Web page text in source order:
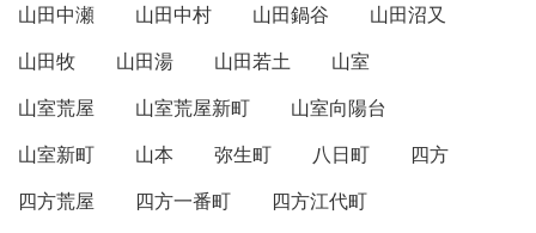
山田中瀬
山田中村 山田鍋谷
山田沼又
山田牧
山田湯 山田若土
山室
山室荒屋
山室荒屋新町
山室向陽台
山室新町
山本 弥生町 八日町
四方
四方荒屋
四方一番町
四方江代町